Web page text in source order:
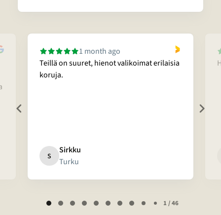
1 month ago
Teillä on suuret, hienot valikoimat erilaisia
koruja.
S
Sirkku
Turku
1 / 46